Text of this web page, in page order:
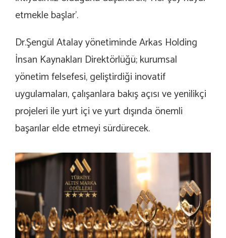
etmekle başlar’.
Dr.Şengül Atalay yönetiminde Arkas Holding
İnsan Kaynakları Direktörlüğü; kurumsal
yönetim felsefesi, geliştirdiği inovatif
uygulamaları, çalışanlara bakış açısı ve yenilikçi
projeleri ile yurt içi ve yurt dışında önemli
başarılar elde etmeyi sürdürecek.